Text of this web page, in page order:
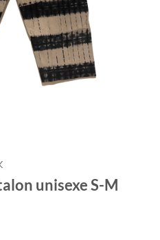
unisexe S-M